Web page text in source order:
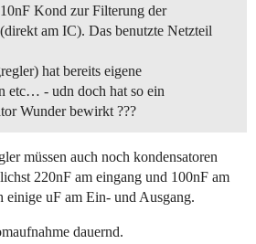
Kond zur Filterung der
am IC). Das benutzte Netzteil
hat bereits eigene
etc… - udn doch hat so ein
Wunder bewirkt ???
müssen auch noch kondensatoren
220nF am eingang und 100nF am
einige uF am Ein- und Ausgang.
dauernd.